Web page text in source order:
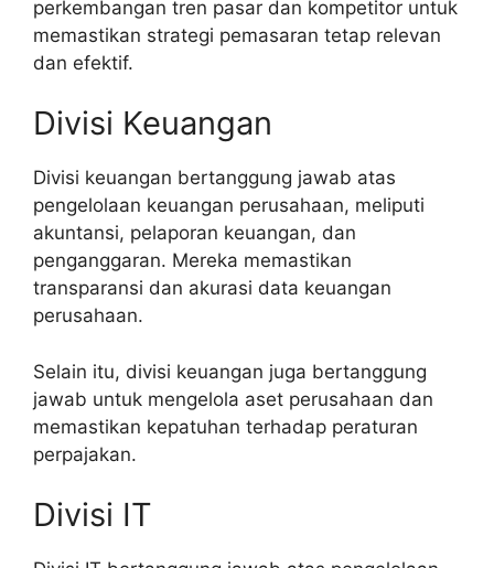
perkembangan tren pasar dan kompetitor untuk
memastikan strategi pemasaran tetap relevan
dan efektif.
Divisi Keuangan
Divisi keuangan bertanggung jawab atas
pengelolaan keuangan perusahaan, meliputi
akuntansi, pelaporan keuangan, dan
penganggaran. Mereka memastikan
transparansi dan akurasi data keuangan
perusahaan.
Selain itu, divisi keuangan juga bertanggung
jawab untuk mengelola aset perusahaan dan
memastikan kepatuhan terhadap peraturan
perpajakan.
Divisi IT